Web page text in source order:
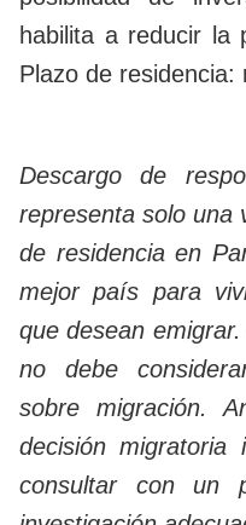
habilita a reducir la
Plazo de residencia:
Descargo de
representa solo una
de residencia en
mejor país para
que desean
no debe
sobre migración.
decisión migratoria
consultar con un